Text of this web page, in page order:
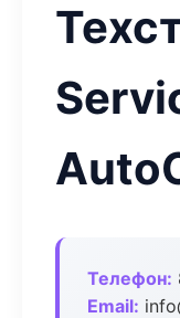
Телефон:
Email: